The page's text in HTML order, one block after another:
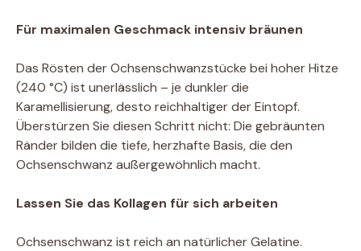
Für maximalen Geschmack intensiv bräunen
Das Rösten der Ochsenschwanzstücke bei hoher Hitze
(240 °C) ist unerlässlich – je dunkler die
Karamellisierung, desto reichhaltiger der Eintopf.
Überstürzen Sie diesen Schritt nicht: Die gebräunten
Ränder bilden die tiefe, herzhafte Basis, die den
Ochsenschwanz außergewöhnlich macht.
Lassen Sie das Kollagen für sich arbeiten
Ochsenschwanz ist reich an natürlicher Gelatine.